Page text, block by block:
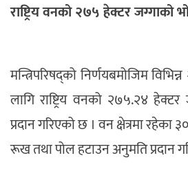
राष्ट्रिय वनको २७५ हेक्टर जग्गाको
मन्त्रिपरिषद्को निर्णयबमोजिम
लागि राष्ट्रिय वनको २७५.२४ हेक्टर
प्रदान गरिएको छ । वन क्षेत्रमा रहेका
रूख तथा पोल हटाउन अनुमति प्रदान